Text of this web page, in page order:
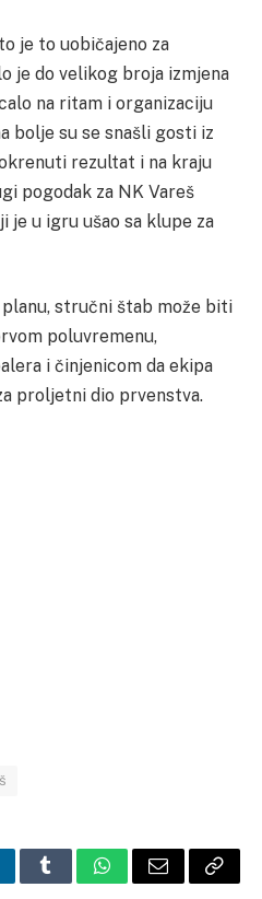
je to uobičajeno za
je do velikog broja izmjena
na ritam i organizaciju
bolje su se snašli gosti iz
rezultat i na kraju
pogodak za NK Vareš
je u igru ušao sa klupe za
stručni štab može biti
poluvremenu,
i činjenicom da ekipa
proljetni dio prvenstva.
TumblrWhatsApp
Email Copy